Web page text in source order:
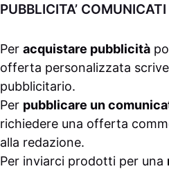
PUBBLICITA’
Per acquistare pubblicità
offerta personalizzata
pubblicitario.
Per pubblicare un
richiedere una offerta
alla redazione.
Per inviarci prodotti per una